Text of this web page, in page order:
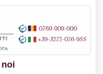
noi